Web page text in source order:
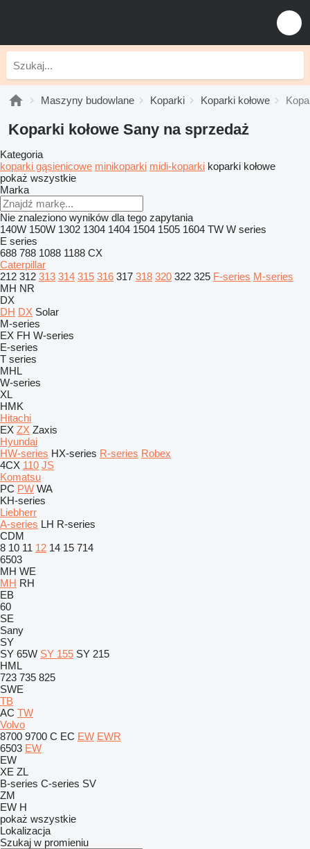
Maszyny budowlane Koparki Koparki kołowe
Koparki kołowe Sany na sprzedaż
Kategoria
koparki gąsienicowe minikoparki midi-koparki koparki kołowe
pokaż wszystkie
Marka
Nie znaleziono wyników dla tego zapytania
140W 150W 1302 1304 1404 1504 1505 1604 TW W series
E series
688 788 1088 1188 CX
Caterpillar
212 312 313 314 315 316 317 318 320 322 325 F-series M-series
MH NR
DX
DH DX Solar
M-series
EX FH W-series
E-series
T series
MHL
W-series
XL
HMK
Hitachi
EX ZX Zaxis
Hyundai
HW-series HX-series R-series Robex
4CX 110 JS
Komatsu
PC PW WA
KH-series
Liebherr
A-series LH R-series
CDM
8 10 11 12 14 15 714
6503
MH WE
MH RH
EB
60
SE
Sany
SY
SY 65W SY 155 SY 215
HML
723 735 825
SWE
TB
AC TW
Volvo
8700 9700 C EC EW EWR
6503 EW
EW
XE ZL
B-series C-series SV
ZM
EW H
pokaż wszystkie
Lokalizacja
Szukaj w promieniu